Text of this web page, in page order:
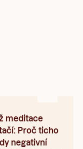
meditace
Proč ticho
negativní